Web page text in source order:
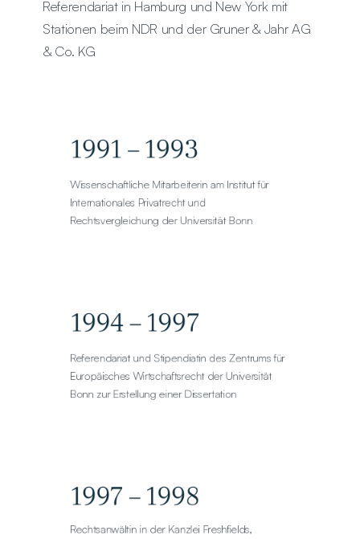
Referendariat in Hamburg und New York mit
Stationen beim NDR und der Gruner & Jahr AG
& Co. KG
1991 – 1993
Wissenschaftliche Mitarbeiterin am Institut für
Internationales Privatrecht und
Rechtsvergleichung der Universität Bonn
1994 – 1997
Referendariat und Stipendiatin des Zentrums für
Europäisches Wirtschaftsrecht der Universität
Bonn zur Erstellung einer Dissertation
1997 – 1998
Rechtsanwältin in der Kanzlei Freshfields,